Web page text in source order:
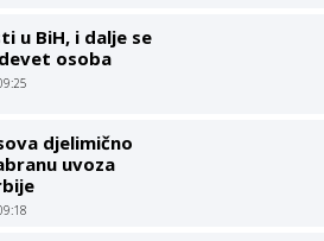
u BiH, i dalje se
osoba
djelimično
uvoza